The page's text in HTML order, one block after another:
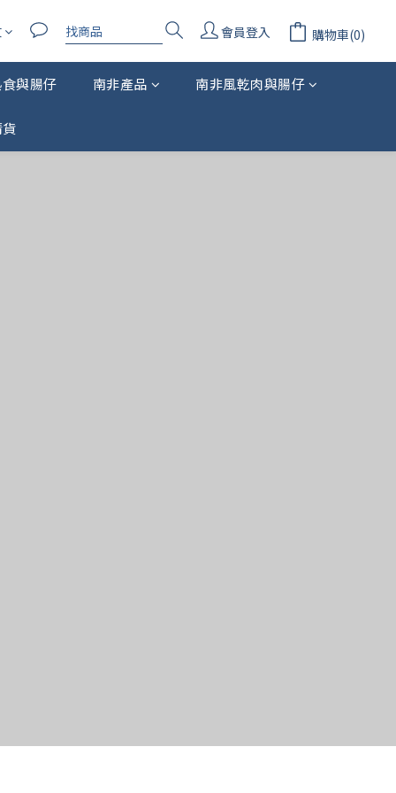
會員登入 購物車(0)
與腸仔 南非產品 南非風乾肉與腸仔